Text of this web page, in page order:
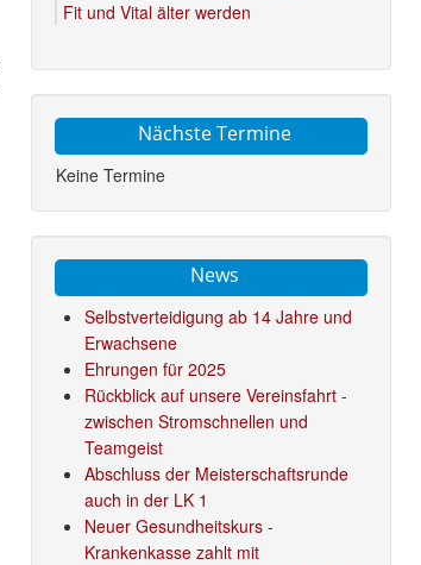
Fit und Vital älter werden
Nächste Termine
Keine Termine
News
Selbstverteidigung ab 14 Jahre und
Erwachsene
Ehrungen für 2025
Rückblick auf unsere Vereinsfahrt -
zwischen Stromschnellen und
Teamgeist
Abschluss der Meisterschaftsrunde
auch in der LK 1
Neuer Gesundheitskurs -
Krankenkasse zahlt mit